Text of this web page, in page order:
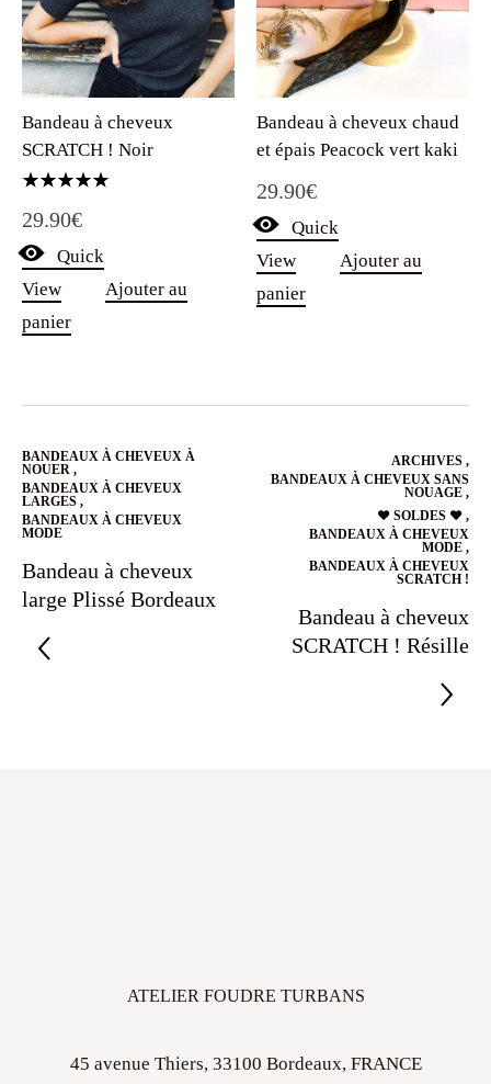
Bandeau à cheveux
SCRATCH ! Noir
5.00
sur 5
29.90€
Quick
View
Ajouter au
panier
Bandeau à cheveux chaud
et épais Peacock vert kaki
29.90€
Quick
View
Ajouter au
panier
BANDEAUX À CHEVEUX À
NOUER ,
BANDEAUX À CHEVEUX
LARGES ,
BANDEAUX À CHEVEUX
MODE
Bandeau à cheveux
large Plissé Bordeaux
ARCHIVES ,
BANDEAUX À CHEVEUX SANS
NOUAGE ,
❤️ SOLDES ❤️ ,
BANDEAUX À CHEVEUX
MODE ,
BANDEAUX À CHEVEUX
SCRATCH !
Bandeau à cheveux
SCRATCH ! Résille
ATELIER FOUDRE TURBANS
45 avenue Thiers, 33100 Bordeaux, FRANCE